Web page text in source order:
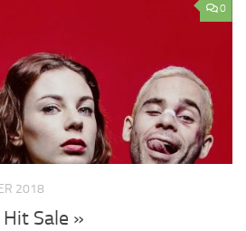
0
2018
Hit Sale »